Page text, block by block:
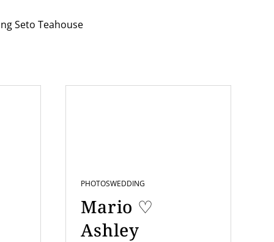
Seto Teahouse
PHOTOSWEDDING
Mario ♡
Ashley